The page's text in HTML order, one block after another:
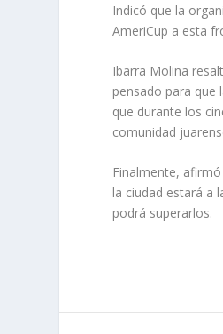
Indicó que la
AmeriCup a esta
Ibarra Molina
pensado para que
que durante los
comunidad
Finalmente,
la ciudad estará a
podrá superarlos.